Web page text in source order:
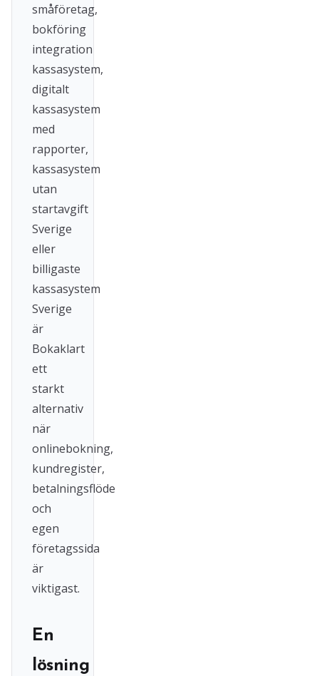
småföretag,
bokföring
integration
kassasystem,
digitalt
kassasystem
med
rapporter,
kassasystem
utan
startavgift
Sverige
eller
billigaste
kassasystem
Sverige
är
Bokaklart
ett
starkt
alternativ
när
onlinebokning,
kundregister,
betalningsflöde
och
egen
företagssida
är
viktigast.
En
lösning